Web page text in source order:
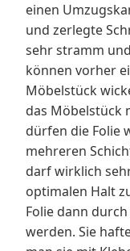
einen
und zerlegte
sehr stramm
können vorher
Möbelstück
das Möbelstück
dürfen die Folie
mehreren
darf wirklich
optimalen Halt
Folie dann
werden. Sie